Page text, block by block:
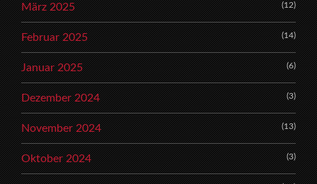
März 2025 (12)
Februar 2025 (14)
Januar 2025 (6)
Dezember 2024 (3)
November 2024 (13)
Oktober 2024 (3)